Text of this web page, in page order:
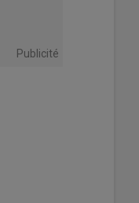
Publicité